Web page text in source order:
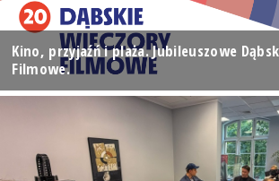
Kino, przyjaźń i plaża. Jubileuszowe
Filmowe.